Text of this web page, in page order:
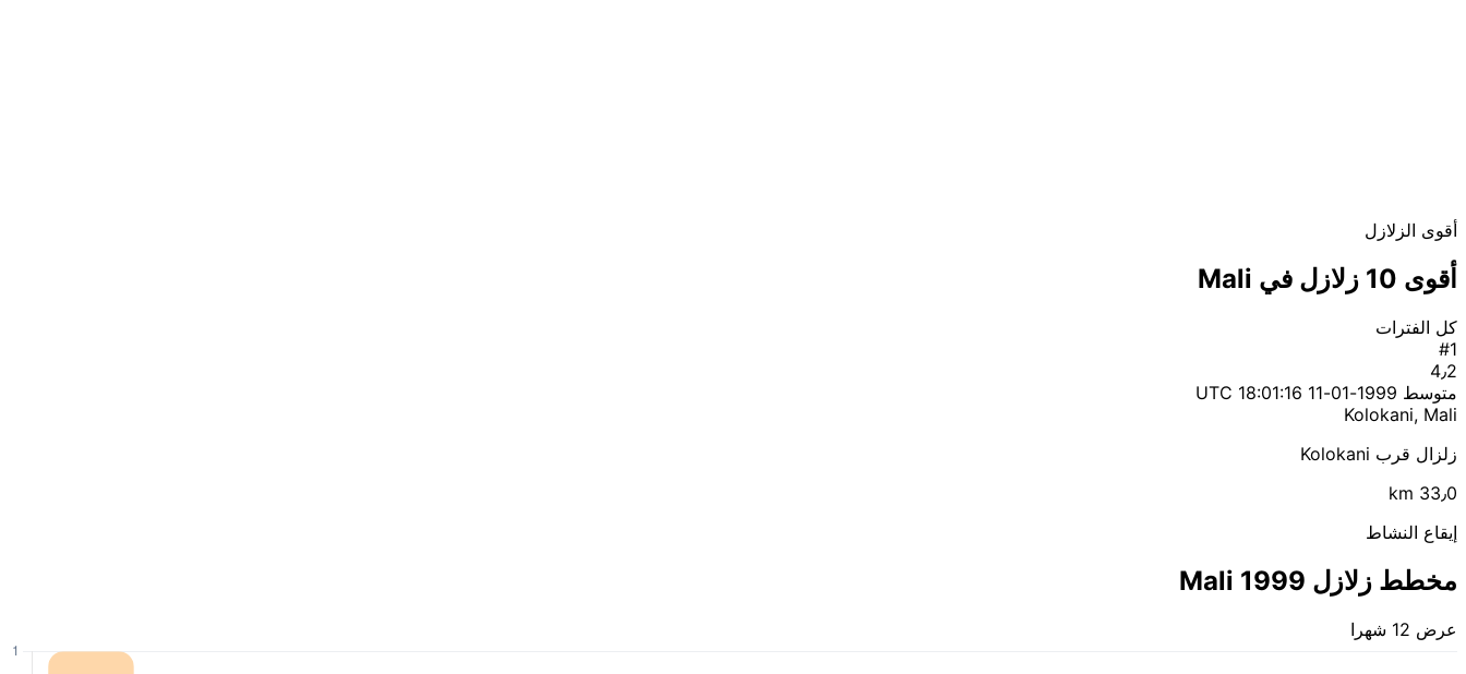
أقوى الزلازل
أقوى 10 زلازل في Mali
كل الفترات
#1
4٫2
متوسط 1999-01-11 18:01:16 UTC
Kolokani, Mali
زلزال قرب Kolokani
33٫0 km
إيقاع النشاط
مخطط زلازل Mali 1999
عرض 12 شهرا